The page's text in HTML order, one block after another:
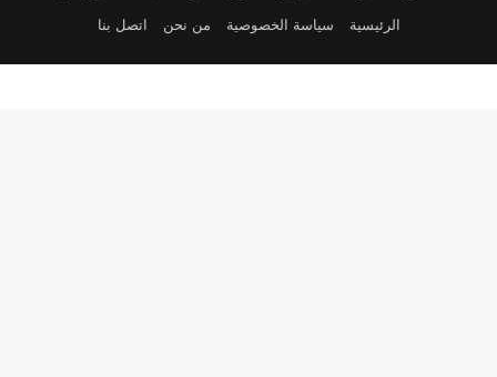
الرئيسية
سياسة الخصوصية من نحن اتصل بنا